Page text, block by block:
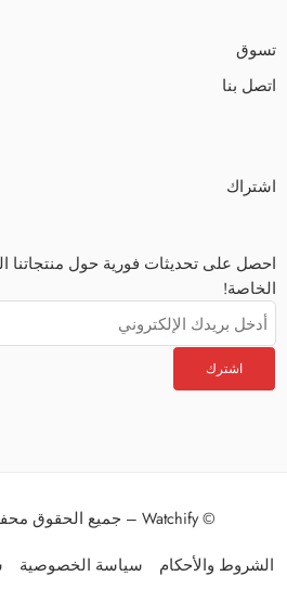
تسوق
اتصل بنا
اشتراك
احصل على تحديثات فورية حول منتجاتنا
الخاصة!
© Watchify – جميع الحقوق محفوظة ٢٠١٣–٢٠٢٦
الشروط والأحكام سياسة الخصوصية